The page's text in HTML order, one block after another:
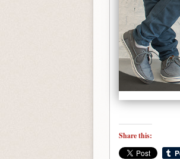
Share this: